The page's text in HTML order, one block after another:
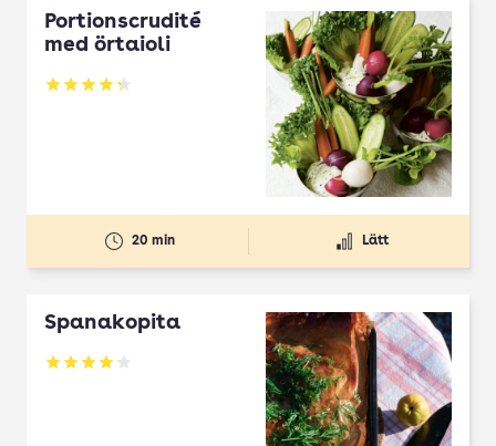
Portionscrudité
med örtaioli
Betyg: 4.27 av 5
20 min Lätt
Spanakopita
Betyg: 4.1 av 5